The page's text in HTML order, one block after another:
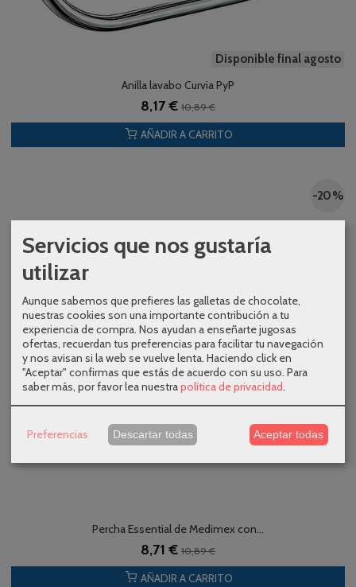
Disponible final agosto
Anilla lavabo Curvia PyP
8,17 € 10,89 €
AÑADIR A CARRITO
-20 %
Percha Essential de Medimex con...
8,71 € 10,89 €
AÑADIR A CARRITO
Servicios que nos gustaría
utilizar
Aunque sabemos que prefieres las galletas de chocolate,
nuestras cookies son una importante contribución a tu
experiencia de compra. Nos ayudan a enseñarte jugosas
ofertas, recuerdan tus preferencias para facilitar tu navegación
y nos avisan si la web se vuelve lenta. Haciendo click en
"Aceptar" confirmas que estás de acuerdo con su uso. Para
saber más, por favor lea nuestrapolítica de privacidad
Preferencias Descartar todas Aceptar todas